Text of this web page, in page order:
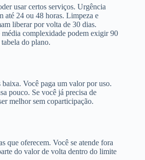
usar certos serviços. Urgência
até 24 ou 48 horas. Limpeza e
liberar por volta de 30 dias.
média complexidade podem exigir 90
do plano.
baixa. Você paga um valor por uso.
pouco. Se você já precisa de
melhor sem coparticipação.
que oferecem. Você se atende fora
do valor de volta dentro do limite